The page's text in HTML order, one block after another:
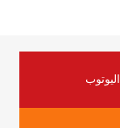
اليوتوب